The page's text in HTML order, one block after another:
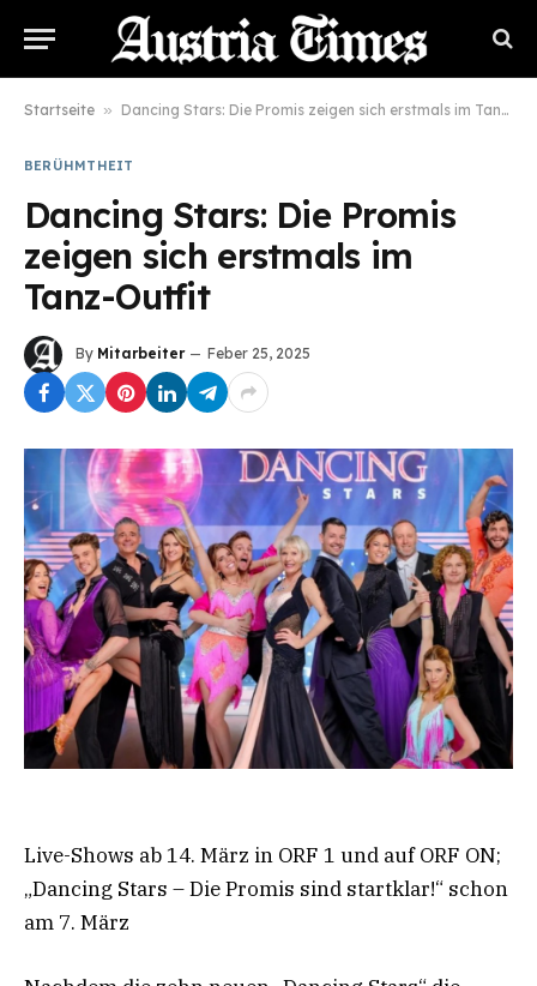
Startseite » Dancing Stars: Die Promis zeigen sich erstmals im Tanz-Outfit
BERÜHMTHEIT
Dancing Stars: Die Promis
zeigen sich erstmals im
Tanz-Outfit
By Mitarbeiter Feber 25, 2025
Live-Shows ab 14. März in ORF 1 und auf ORF ON;
„Dancing Stars – Die Promis sind startklar!“ schon
am 7. März